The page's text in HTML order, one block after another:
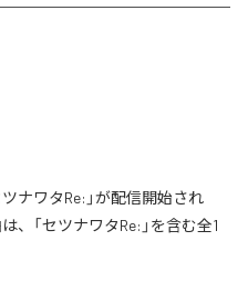
ナワタRe:」が配信開始され
、「セツナワタRe:」を含む全1